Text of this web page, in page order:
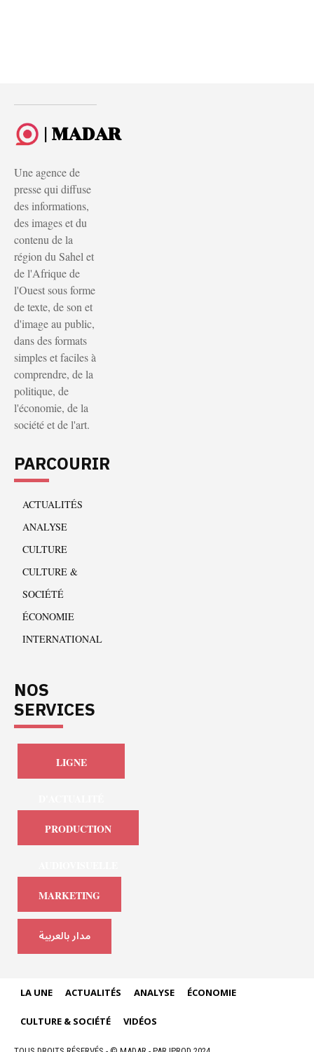
| MADAR
Une agence de
presse qui diffuse
des informations,
des images et du
contenu de la
région du Sahel et
de l'Afrique de
l'Ouest sous forme
de texte, de son et
d'image au public,
dans des formats
simples et faciles à
comprendre, de la
politique, de
l'économie, de la
société et de l'art.
PARCOURIR
ACTUALITÉS
ANALYSE
CULTURE
CULTURE &
SOCIÉTÉ
ÉCONOMIE
INTERNATIONAL
NOS
SERVICES
LIGNE
PRODUCTION
MARKETING
مدار بالعربية
LA UNE ACTUALITÉS ANALYSE ÉCONOMIE
CULTURE & SOCIÉTÉ VIDÉOS